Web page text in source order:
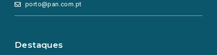
porto@pan.com.pt
Destaques